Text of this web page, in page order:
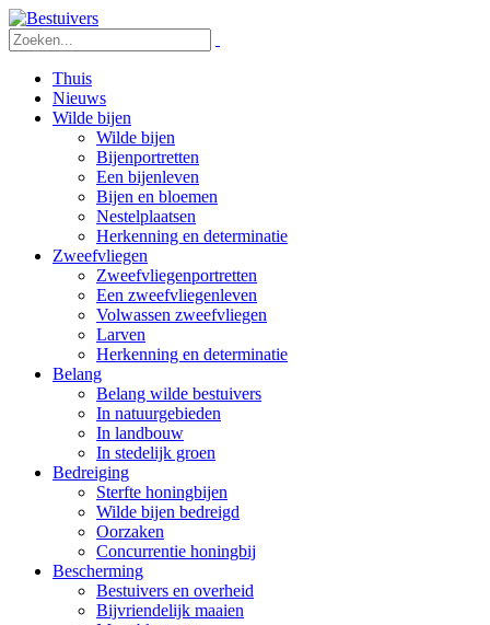
Thuis
Nieuws
Wilde bijen
Wilde bijen
Bijenportretten
Een bijenleven
Bijen en bloemen
Nestelplaatsen
Herkenning en determinatie
Zweefvliegen
Zweefvliegenportretten
Een zweefvliegenleven
Volwassen zweefvliegen
Larven
Herkenning en determinatie
Belang
Belang wilde bestuivers
In natuurgebieden
In landbouw
In stedelijk groen
Bedreiging
Sterfte honingbijen
Wilde bijen bedreigd
Oorzaken
Concurrentie honingbij
Bescherming
Bestuivers en overheid
Bijvriendelijk maaien